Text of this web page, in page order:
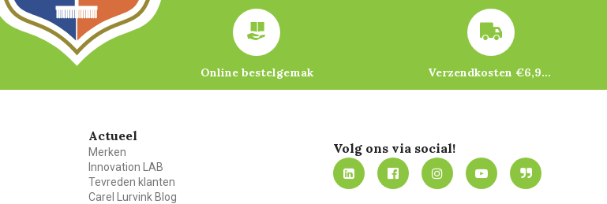
Online bestelgemak Verzendkosten €6,95 – gratis bij je eerste bestelling vanaf €200
Actueel
Merken
Innovation LAB
Tevreden klanten
Carel Lurvink Blog
Volg ons via social!